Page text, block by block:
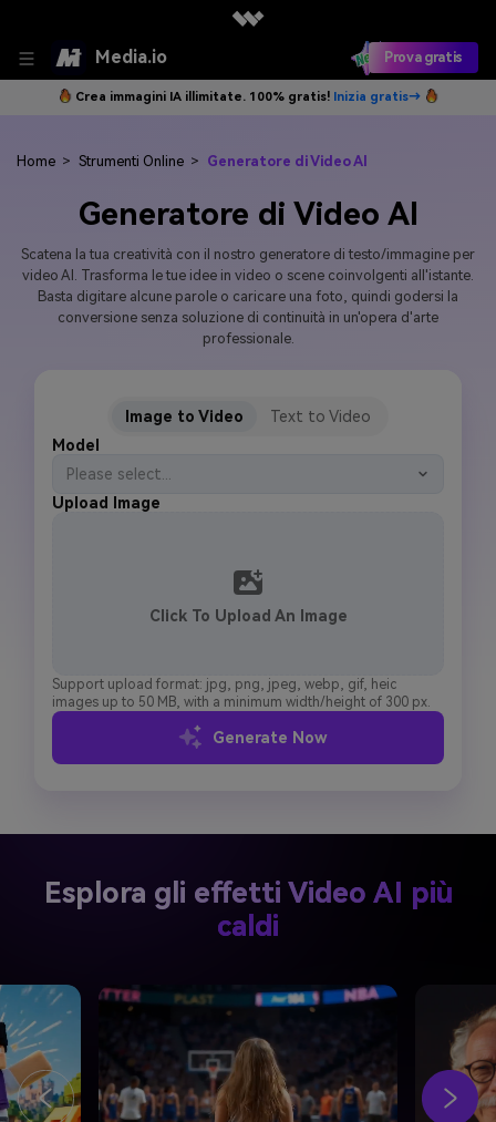
Media.io Prova gratis
Crea immagini IA illimitate. 100% gratis! Inizia gratis→
Home > Strumenti Online > Generatore di Video AI
Generatore di Video AI
Scatena la tua creatività con il nostro generatore di testo/immagine per
video AI. Trasforma le tue idee in video o scene coinvolgenti all'istante.
Basta digitare alcune parole o caricare una foto, quindi godersi la
conversione senza soluzione di continuità in un'opera d'arte
professionale.
Image to Video
Text to Video
Model
Please select...
Upload Image
Click To Upload An Image
Support upload format: jpg, png, jpeg, webp, gif, heic
images up to 50 MB, with a minimum width/height of 300 px.
Generate Now
Esplora gli effetti Video AI più
caldi